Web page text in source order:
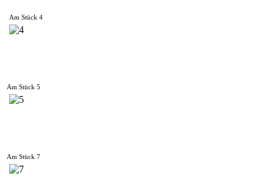
Am Stück 4
Am Stück 5
Am Stück 7